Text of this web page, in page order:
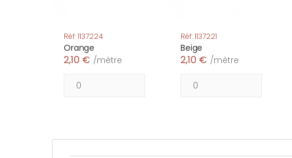
Réf: 1137224
Orange
2,10 € /mètre
Réf: 1137221
Beige
2,10 € /mètre